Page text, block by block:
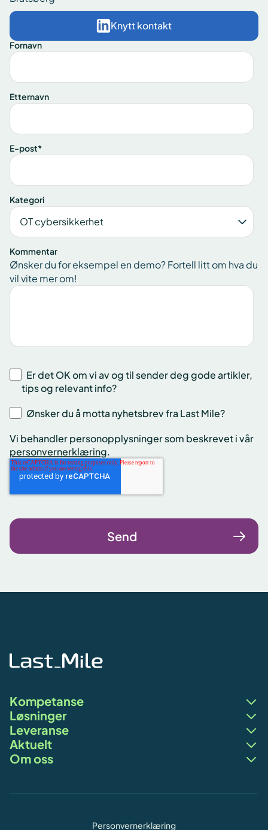
Knytt kontakt
Fornavn
Etternavn
E-post*
Kategori
Kommentar
Ønsker du for eksempel en demo? Fortell litt om hva du
vil vite mer om!
Er det OK om vi av og til sender deg gode artikler,
tips og relevant info?
Ønsker du å motta nyhetsbrev fra Last Mile?
Vi behandler personopplysninger som beskrevet i vår
personvernerklæring.
Kompetanse
Løsninger
Leveranse
Aktuelt
Om oss
Personvernerklæring